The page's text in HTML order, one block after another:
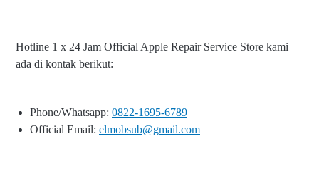
Hotline 1 x 24 Jam Official Apple Repair Service Store kami
ada di kontak berikut:
Phone/Whatsapp: 0822-1695-6789
Official Email: elmobsub@gmail.com